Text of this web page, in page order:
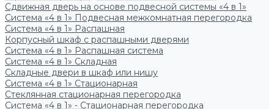
Сдвижная дверь на основе подвесной системы «4 в 1»
Система «4 в 1» Подвесная межкомнатная перегородка
Система «4 в 1» Распашная
Корпусный шкаф с распашными дверями
Система «4 в 1» Распашная система
Система «4 в 1» Складная
Складные двери в шкаф или нишу
Система «4 в 1» Стационарная
Стеклянная стационарная перегородка
Система «4 в 1» - Стационарная перегородка